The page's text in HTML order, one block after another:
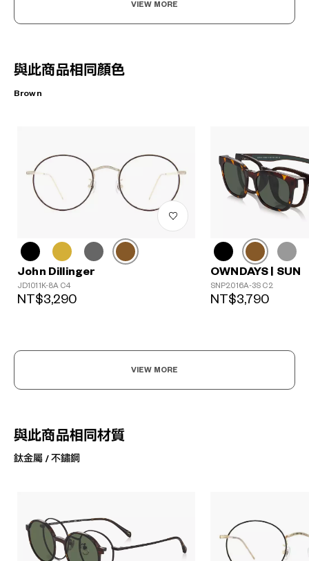
VIEW MORE
與此商品相同顏色
Brown
John Dillinger
JD1011K-8A C4
NT$3,290
OWNDAYS | SUN
SNP2016A-3S C2
NT$3,790
VIEW MORE
與此商品相同材質
鈦金屬 / 不鏽鋼